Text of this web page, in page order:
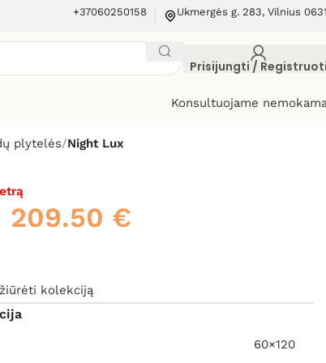
+37060250158 Ukmergės g. 283, Vilnius
Prisijungti /
Konsultuojame
plytelės Night Lux
209.50 €
kolekciją
60×120